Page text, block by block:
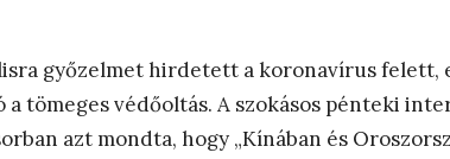
győzelmet hirdetett a koronavírus felett,
a tömeges védőoltás. A szokásos pénteki
azt mondta, hogy „Kínában és